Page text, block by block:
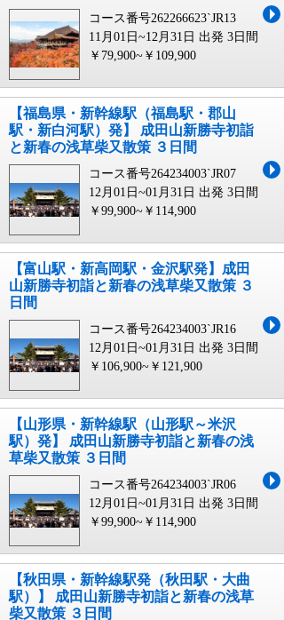
コース番号262266623`JR13
11月01日~12月31日 出発 3日間
￥79,900~￥109,900
【福島県・新幹線駅（福島駅・郡山
駅・新白河駅）発】 成田山新勝寺初詣
と新春の浅草柴又散策 ３日間
コース番号264234003`JR07
12月01日~01月31日 出発 3日間
￥99,900~￥114,900
【富山駅・新高岡駅・金沢駅発】成田
山新勝寺初詣と新春の浅草柴又散策 ３
日間
コース番号264234003`JR16
12月01日~01月31日 出発 3日間
￥106,900~￥121,900
【山形県・新幹線駅（山形駅～米沢
駅）発】 成田山新勝寺初詣と新春の浅
草柴又散策 ３日間
コース番号264234003`JR06
12月01日~01月31日 出発 3日間
￥99,900~￥114,900
【秋田県・新幹線駅発（秋田駅・大曲
駅）】 成田山新勝寺初詣と新春の浅草
柴又散策 ３日間